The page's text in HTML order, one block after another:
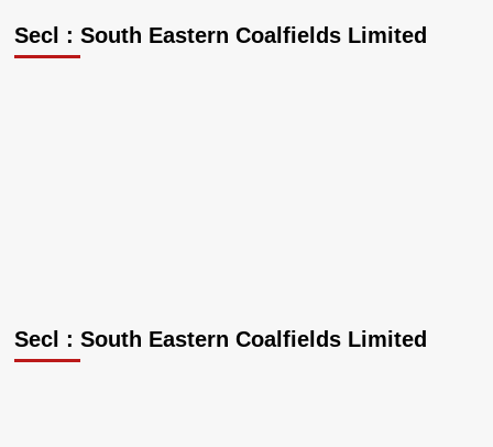
Secl : South Eastern Coalfields Limited
Secl : South Eastern Coalfields Limited